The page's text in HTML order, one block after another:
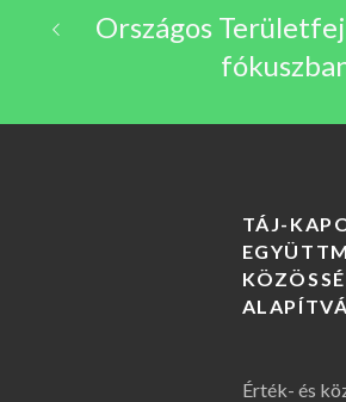
Országos
TÁJ-
Érték- és